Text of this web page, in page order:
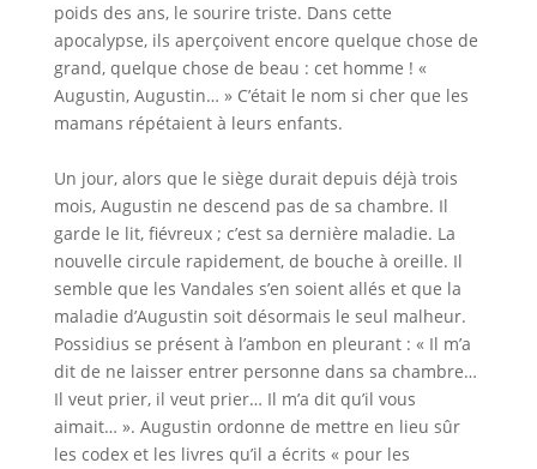
poids des ans, le sourire triste. Dans cette
apocalypse, ils aperçoivent encore quelque chose de
grand, quelque chose de beau : cet homme ! «
Augustin, Augustin… » C’était le nom si cher que les
mamans répétaient à leurs enfants.
Un jour, alors que le siège durait depuis déjà trois
mois, Augustin ne descend pas de sa chambre. Il
garde le lit, fiévreux ; c’est sa dernière maladie. La
nouvelle circule rapidement, de bouche à oreille. Il
semble que les Vandales s’en soient allés et que la
maladie d’Augustin soit désormais le seul malheur.
Possidius se présent à l’ambon en pleurant : « Il m’a
dit de ne laisser entrer personne dans sa chambre…
Il veut prier, il veut prier… Il m’a dit qu’il vous
aimait… ». Augustin ordonne de mettre en lieu sûr
les codex et les livres qu’il a écrits « pour les